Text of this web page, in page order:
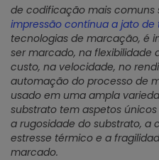
de codificação mais comuns
impressão contínua a jato de
tecnologias de marcação, é
ser marcado, na flexibilidade
custo, na velocidade, no
automação do processo de
usado em uma ampla
substrato tem aspetos
a rugosidade do substrato, a
estresse térmico e a
marcado.